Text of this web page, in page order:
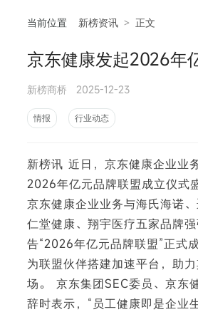
当前位置 新榜资讯 > 正文
京东健康发起2026年
新榜商桥 2025-12-23
情报 行业动态
新榜讯 近日，京东健康企业业
2026年亿元品牌联盟成立仪式
京东健康企业业务与海氏海诺
仁堂健康、翔宇医疗五家品牌
告“2026年亿元品牌联盟”正式
为联盟伙伴搭建加速平台，助
场。 京东集团SEC委员、京东
辞时表示，“员工健康即是企业